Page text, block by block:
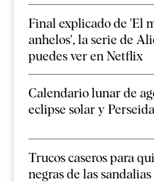
Final explicado de 'El
anhelos', la serie de
puedes ver en Netflix
Calendario lunar de
eclipse solar y
Trucos caseros para
negras de las